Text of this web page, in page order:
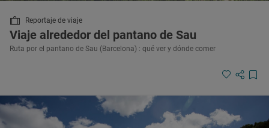
Reportaje de viaje
Viaje alrededor del pantano de Sau
Ruta por el pantano de Sau (Barcelona) : qué ver y dónde comer